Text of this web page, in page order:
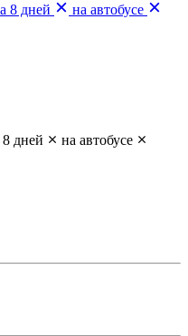
8 дней
на автобусе
8 дней
на автобусе